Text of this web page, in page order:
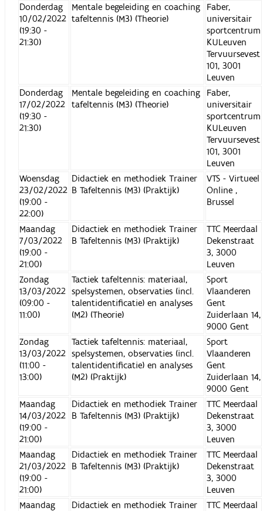
Donderdag
10/02/2022
(19:30 -
21:30)
Mentale begeleiding en coaching
tafeltennis (M3) (Theorie)
Faber,
universitair
sportcentrum
KULeuven
Tervuursevest
101, 3001
Leuven
Donderdag
17/02/2022
(19:30 -
21:30)
Mentale begeleiding en coaching
tafeltennis (M3) (Theorie)
Faber,
universitair
sportcentrum
KULeuven
Tervuursevest
101, 3001
Leuven
Woensdag
23/02/2022
(19:00 -
22:00)
Didactiek en methodiek Trainer
B Tafeltennis (M3) (Praktijk)
VTS - Virtueel
Online ,
Brussel
Maandag
7/03/2022
(19:00 -
21:00)
Didactiek en methodiek Trainer
B Tafeltennis (M3) (Praktijk)
TTC Meerdaal
Dekenstraat
3, 3000
Leuven
Zondag
13/03/2022
(09:00 -
11:00)
Tactiek tafeltennis: materiaal,
spelsystemen, observaties (incl.
talentidentificatie) en analyses
(M2) (Theorie)
Sport
Vlaanderen
Gent
Zuiderlaan 14,
9000 Gent
Zondag
13/03/2022
(11:00 -
13:00)
Tactiek tafeltennis: materiaal,
spelsystemen, observaties (incl.
talentidentificatie) en analyses
(M2) (Praktijk)
Sport
Vlaanderen
Gent
Zuiderlaan 14,
9000 Gent
Maandag
14/03/2022
(19:00 -
21:00)
Didactiek en methodiek Trainer
B Tafeltennis (M3) (Praktijk)
TTC Meerdaal
Dekenstraat
3, 3000
Leuven
Maandag
21/03/2022
(19:00 -
21:00)
Didactiek en methodiek Trainer
B Tafeltennis (M3) (Praktijk)
TTC Meerdaal
Dekenstraat
3, 3000
Leuven
Maandag
Didactiek en methodiek Trainer
TTC Meerdaal